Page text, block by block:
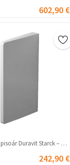
602,90 €
Zástena na pisoár Duravit Starck – biela #356304
242,90 €